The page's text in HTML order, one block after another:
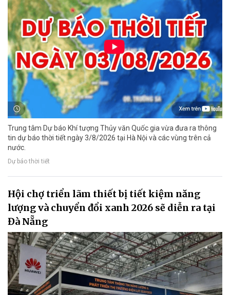
Trung tâm Dự báo Khí tượng Thủy văn Quốc gia vừa đưa ra thông
tin dự báo thời tiết ngày 3/8/2026 tại Hà Nội và các vùng trên cả
nước.
Dự báo thời tiết
Hội chợ triển lãm thiết bị tiết kiệm năng
lượng và chuyển đổi xanh 2026 sẽ diễn ra tại
Đà Nẵng